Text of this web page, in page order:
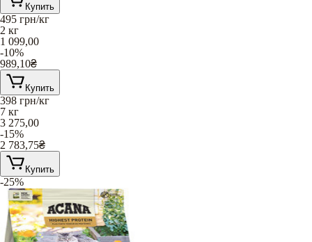
Купить
495 грн/кг
2 кг
1 099,00
-10%
989,10₴
Купить
398 грн/кг
7 кг
3 275,00
-15%
2 783,75₴
Купить
-25%